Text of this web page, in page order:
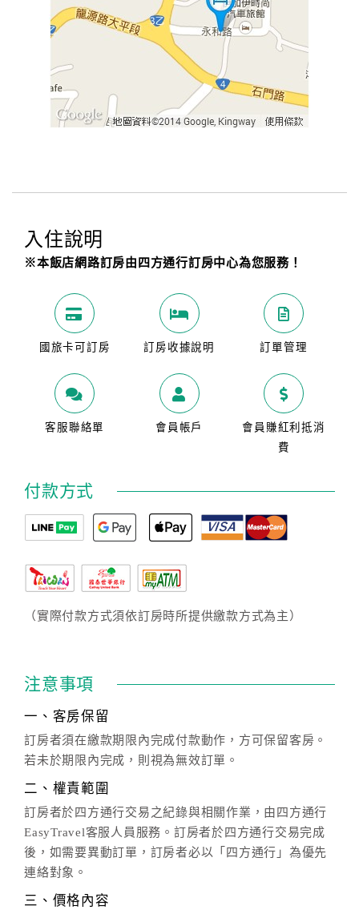
入住說明
※本飯店網路訂房由四方通行訂房中心為您服務！
國旅卡可訂房 訂房收據說明 訂單管理
客服聯絡單 會員帳戶
會員賺紅利抵消
費
付款方式
（實際付款方式須依訂房時所提供繳款方式為主）
注意事項
一、客房保留
訂房者須在繳款期限內完成付款動作，方可保留客房。
若未於期限內完成，則視為無效訂單。
二、權責範圍
訂房者於四方通行交易之紀錄與相關作業，由四方通行
EasyTravel客服人員服務。訂房者於四方通行交易完成
後，如需要異動訂單，訂房者必以「四方通行」為優先
連絡對象。
三、價格內容